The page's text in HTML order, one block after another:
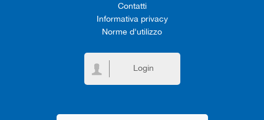
Contatti
Informativa privacy
Norme d'utilizzo
Login